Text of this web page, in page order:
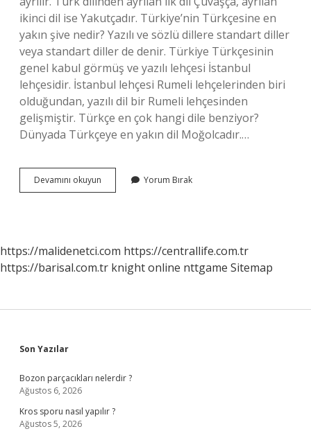
ikinci dil ise Yakutçadır. Türkiye’nin Türkçesine en
yakın şive nedir? Yazılı ve sözlü dillere standart diller
veya standart diller de denir. Türkiye Türkçesinin
genel kabul görmüş ve yazılı lehçesi İstanbul
lehçesidir. İstanbul lehçesi Rumeli lehçelerinden biri
olduğundan, yazılı dil bir Rumeli lehçesinden
gelişmiştir. Türkçe en çok hangi dile benziyor?
Dünyada Türkçeye en yakın dil Moğolcadır.…
Devamını okuyun Türkçeye
En
Yorum Bırak
https://malidenetci.com https://centrallife.com.tr
https://barisal.com.tr knight online nttgame Sitemap
Sidebar
Son Yazılar
Bozon parçacıkları nelerdir ?
Ağustos 6, 2026
Kros sporu nasıl yapılır ?
Ağustos 5, 2026